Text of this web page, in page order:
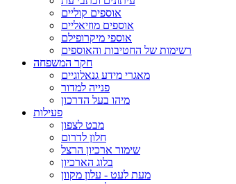
אוספים קוליים
אוספים מוזיאליים
אוספי מיקרופילם
רשימות של החטיבות והאוספים
חקר המשפחה
מאגרי מידע גנאלוגיים
פנייה למדור
מיהו בעל הדרכון
פעילות
מבט לצפון
חלון לדרום
שימור ארכיון הרצל
בלוג הארכיון
מעת לעט - עלון מקוון